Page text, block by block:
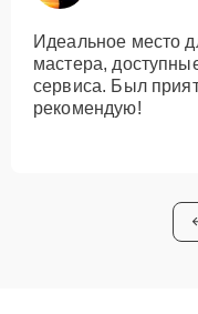
Идеальное место
мастера,
сервиса. Был
рекомендую!